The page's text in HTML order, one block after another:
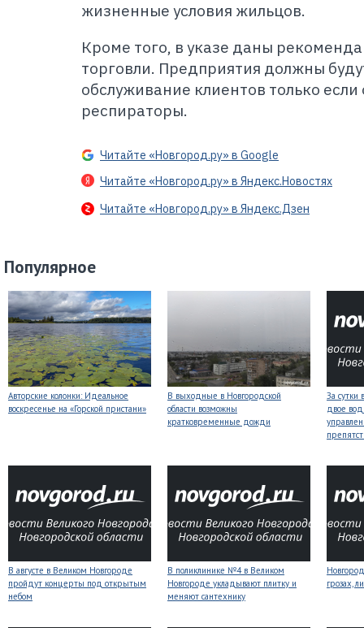
жизненные условия жильцов.
Кроме того, в указе даны
торговли. Предприятия должны
обслуживание клиентов только
респираторы.
Читайте «Новгород.ру» в Google
Читайте «Новгород.ру» в Яндекс.Новостях
Читайте «Новгород.ру» в Яндекс.Дзен
Популярное
Авторские колонки: Идеальное
воскресенье на «Горской пристани»
В выходные в Новгородской
области возможны
кратковременные дожди
За сутки
двое
В августе в Великом Новгороде
пройдут концерты под открытым
небом
В поликлинике №4 в Великом
Новгороде укладывают плитку и
меняют сантехнику
грозах,